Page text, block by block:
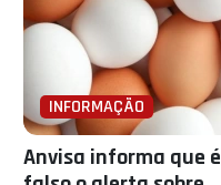
INFORMAÇÃO
Anvisa informa que é